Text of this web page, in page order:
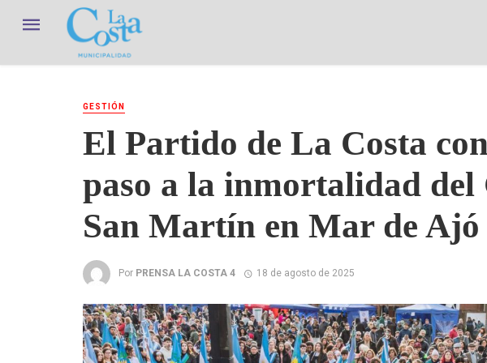
GESTIÓN
El Partido de La Costa
paso a la inmortalidad del
San Martín en Mar de Ajó
Por PRENSA LA COSTA 4 18 de agosto de 2025